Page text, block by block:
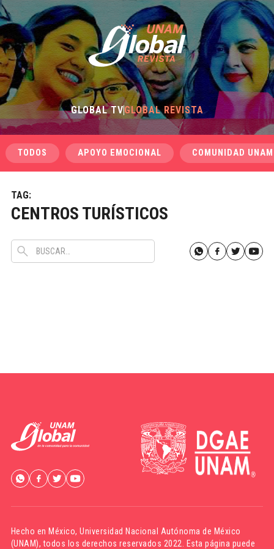
GLOBAL TVGLOBAL REVISTA
TODOS APOYO EMOCIONAL COMUNIDAD UNAM
TAG:
CENTROS TURÍSTICOS
Hecho en México,Universidad Nacional Autónoma de México
(UNAM), todos los derechos reservados 2022. Esta página puede